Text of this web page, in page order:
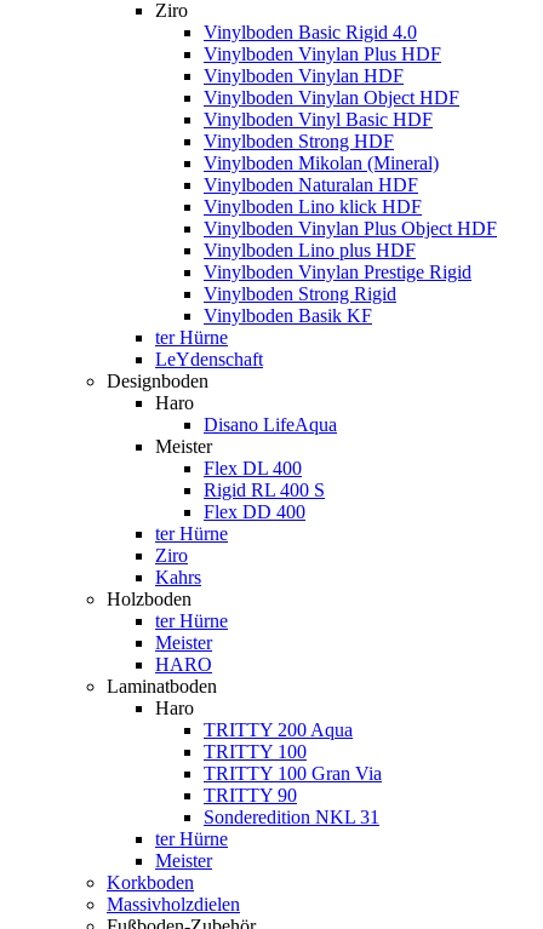
Ziro
Vinylboden Basic Rigid 4.0
Vinylboden Vinylan Plus HDF
Vinylboden Vinylan HDF
Vinylboden Vinylan Object HDF
Vinylboden Vinyl Basic HDF
Vinylboden Strong HDF
Vinylboden Mikolan (Mineral)
Vinylboden Naturalan HDF
Vinylboden Lino klick HDF
Vinylboden Vinylan Plus Object HDF
Vinylboden Lino plus HDF
Vinylboden Vinylan Prestige Rigid
Vinylboden Strong Rigid
Vinylboden Basik KF
ter Hürne
LeYdenschaft
Designboden
Haro
Disano LifeAqua
Meister
Flex DL 400
Rigid RL 400 S
Flex DD 400
ter Hürne
Ziro
Kahrs
Holzboden
ter Hürne
Meister
HARO
Laminatboden
Haro
TRITTY 200 Aqua
TRITTY 100
TRITTY 100 Gran Via
TRITTY 90
Sonderedition NKL 31
ter Hürne
Meister
Korkboden
Massivholzdielen